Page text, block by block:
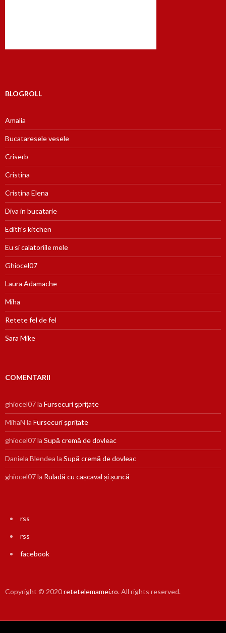
BLOGROLL
Amalia
Bucataresele vesele
Criserb
Cristina
Cristina Elena
Diva in bucatarie
Edith's kitchen
Eu si calatoriile mele
Ghiocel07
Laura Adamache
Miha
Retete fel de fel
Sara Mike
COMENTARII
ghiocel07la Fursecuri șprițate
MihaN la Fursecuri șprițate
ghiocel07la Supă cremă de dovleac
Daniela Blendea la Supă cremă de dovleac
ghiocel07la Ruladă cu cașcaval și șuncă
rss
rss
facebook
Copyright © 2020retetelemamei.ro. All rights reserved.